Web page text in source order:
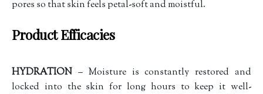
pores so that skin feels petal-soft and moistful.
Product Efficacies
HYDRATION – Moisture is constantly restored and
locked into the skin for long hours to keep it well-